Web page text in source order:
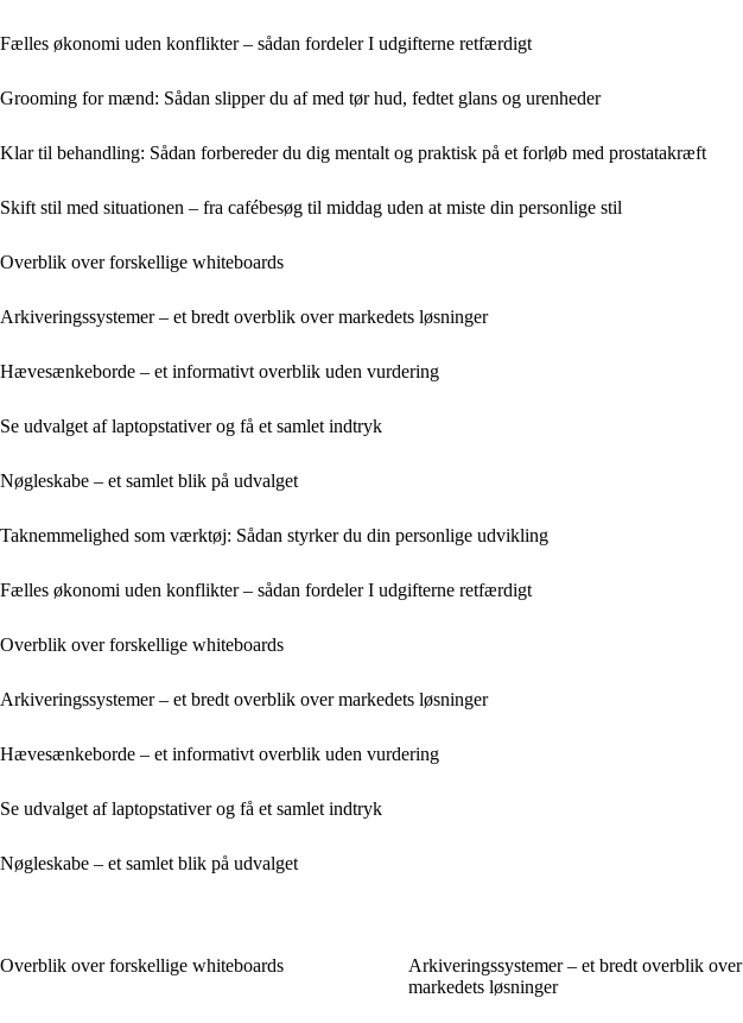
Fælles økonomi uden konflikter – sådan fordeler I udgifterne retfærdigt
Grooming for mænd: Sådan slipper du af med tør hud, fedtet glans og urenheder
Klar til behandling: Sådan forbereder du dig mentalt og praktisk på et forløb med prostatakræft
Skift stil med situationen – fra cafébesøg til middag uden at miste din personlige stil
Overblik over forskellige whiteboards
Arkiveringssystemer – et bredt overblik over markedets løsninger
Hævesænkeborde – et informativt overblik uden vurdering
Se udvalget af laptopstativer og få et samlet indtryk
Nøgleskabe – et samlet blik på udvalget
Taknemmelighed som værktøj: Sådan styrker du din personlige udvikling
Fælles økonomi uden konflikter – sådan fordeler I udgifterne retfærdigt
Overblik over forskellige whiteboards
Arkiveringssystemer – et bredt overblik over markedets løsninger
Hævesænkeborde – et informativt overblik uden vurdering
Se udvalget af laptopstativer og få et samlet indtryk
Nøgleskabe – et samlet blik på udvalget
Overblik over forskellige whiteboards
Arkiveringssystemer – et bredt overblik over
markedets løsninger